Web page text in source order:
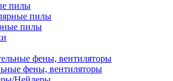
пилы
пилы
фены, вентиляторы